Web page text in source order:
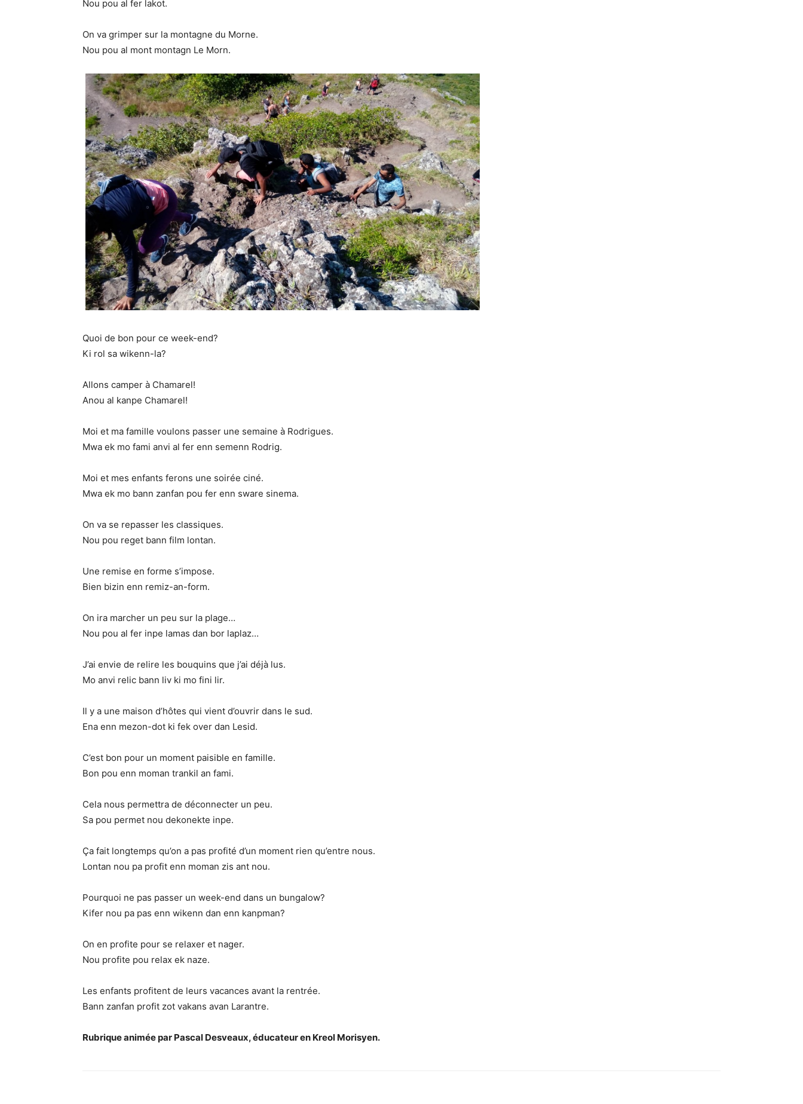
Nou pou al fer lakot.
On va grimper sur la montagne du Morne.
Nou pou al mont montagn Le Morn.
Quoi de bon pour ce week-end?
Ki rol sa wikenn-la?
Allons camper à Chamarel!
Anou al kanpe Chamarel!
Moi et ma famille voulons passer une semaine à Rodrigues.
Mwa ek mo fami anvi al fer enn semenn Rodrig.
Moi et mes enfants ferons une soirée ciné.
Mwa ek mo bann zanfan pou fer enn sware sinema.
On va se repasser les classiques.
Nou pou reget bann film lontan.
Une remise en forme s’impose.
Bien bizin enn remiz-an-form.
On ira marcher un peu sur la plage…
Nou pou al fer inpe lamas dan bor laplaz…
J’ai envie de relire les bouquins que j’ai déjà lus.
Mo anvi relic bann liv ki mo fini lir.
Il y a une maison d’hôtes qui vient d’ouvrir dans le sud.
Ena enn mezon-dot ki fek over dan Lesid.
C’est bon pour un moment paisible en famille.
Bon pou enn moman trankil an fami.
Cela nous permettra de déconnecter un peu.
Sa pou permet nou dekonekte inpe.
Ça fait longtemps qu’on a pas profité d’un moment rien qu’entre nous.
Lontan nou pa profit enn moman zis ant nou.
Pourquoi ne pas passer un week-end dans un bungalow?
Kifer nou pa pas enn wikenn dan enn kanpman?
On en profite pour se relaxer et nager.
Nou profite pou relax ek naze.
Les enfants profitent de leurs vacances avant la rentrée.
Bann zanfan profit zot vakans avan Larantre.
Rubrique animée par Pascal Desveaux, éducateur en Kreol Morisyen.